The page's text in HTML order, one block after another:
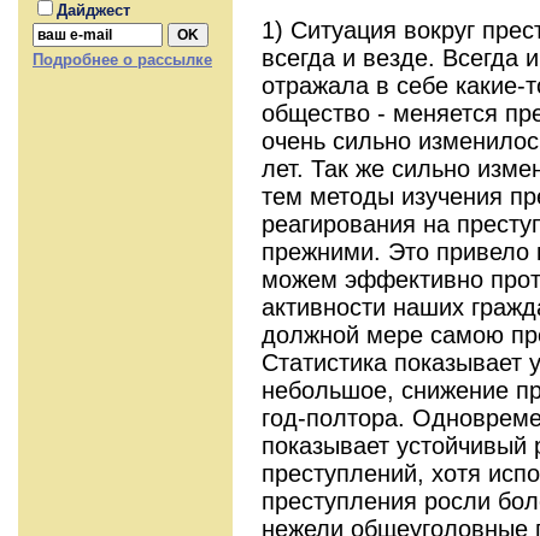
Дайджест
Подробнее о рассылке
1) Ситуация вокруг
всегда и везде. Всегда
отражала в себе какие-
общество - меняется
очень сильно
лет. Так же сильно
тем методы изучения
реагирования на
прежними. Это привело
можем эффективно
активности наших
должной мере самою
Статистика показывает
небольшое, снижение
год-полтора.
показывает устойчивый
преступлений, хотя
преступления росли
нежели общеуголовные